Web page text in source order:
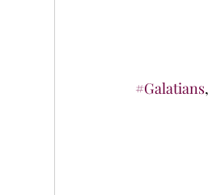
#Galatians,